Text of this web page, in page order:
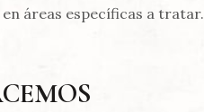
áreas específicas a tratar.